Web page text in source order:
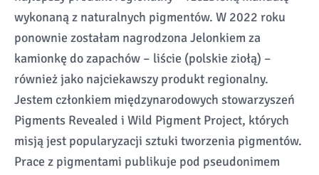
wykonaną z naturalnych pigmentów. W 2022 roku
ponownie zostałam nagrodzona Jelonkiem za
kamionkę do zapachów – liście (polskie ziołą) –
również jako najciekawszy produkt regionalny.
Jestem członkiem międzynarodowych stowarzyszeń
Pigments Revealed i Wild Pigment Project, których
misją jest popularyzacji sztuki tworzenia pigmentów.
Prace z pigmentami publikuje pod pseudonimem